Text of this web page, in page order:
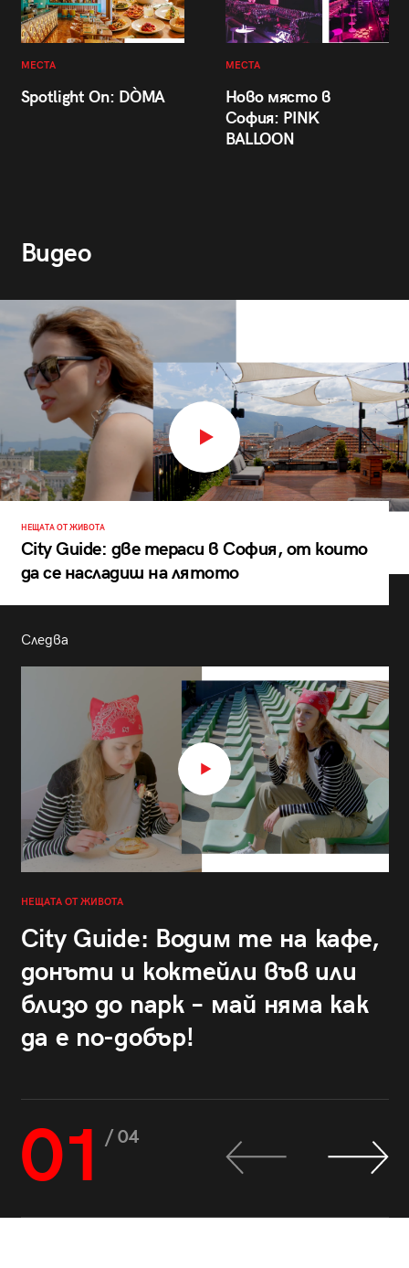
МЕСТА
Spotlight On: DÒMA
МЕСТА
Ново място в
София: PINK
BALLOON
Видео
НЕЩАТА ОТ ЖИВОТА
City Guide: две тераси в София, от които
да се насладиш на лятото
Следва
НЕЩАТА ОТ ЖИВОТА
City Guide: Водим те на кафе,
донъти и коктейли във или
близо до парк – май няма как
да е по-добър!
01 / 04